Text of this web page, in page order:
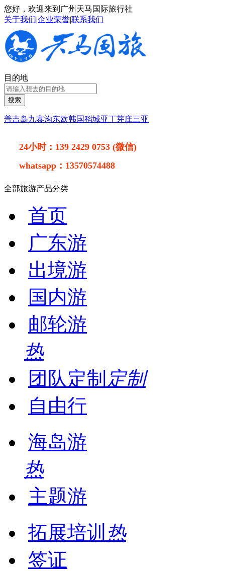
您好，欢迎来到广州天马国际旅行社
关于我们|企业荣誉|联系我们
目的地
搜索
普吉岛九寨沟东欧韩国稻城亚丁芽庄三亚
24小时： 139 2429 0753 (微信)
whatsapp： 13570574488
全部旅游产品分类
首页
广东游
出境游
国内游
邮轮游
热
团队定制 定制
自由行
海岛游
热
主题游
拓展培训 热
签证